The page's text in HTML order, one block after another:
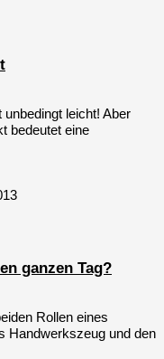
leicht! Aber
bedeutet eine
ganzen Tag?
Rollen eines
Handwerkszeug und den